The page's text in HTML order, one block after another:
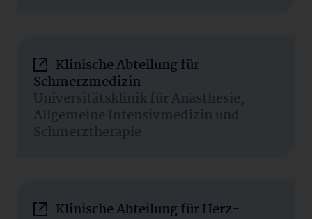
Klinische Abteilung für
Schmerzmedizin
Universitätsklinik für Anästhesie,
Allgemeine Intensivmedizin und
Schmerztherapie
Klinische Abteilung für Herz-